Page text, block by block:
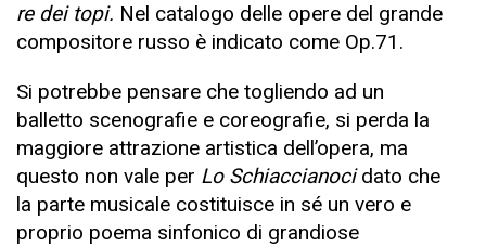
re dei topi. Nel catalogo delle opere del grande
compositore russo è indicato come Op.71.
Si potrebbe pensare che togliendo ad un
balletto scenografie e coreografie, si perda la
maggiore attrazione artistica dell’opera, ma
questo non vale per Lo Schiaccianocidato che
la parte musicale costituisce in sé un vero e
proprio poema sinfonico di grandiose